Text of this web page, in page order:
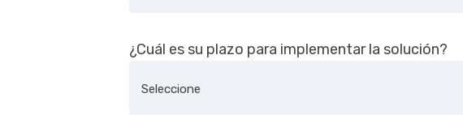
¿Cuál es su plazo para implementar la solución?